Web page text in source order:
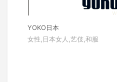
YOKO日本
女性,日本女人,艺伎,和服